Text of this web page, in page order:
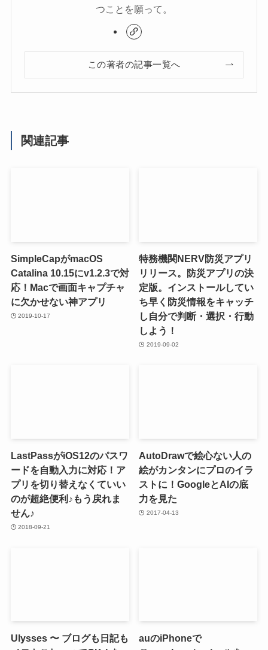
つことを願って。
この著者の記事一覧へ
関連記事
SimpleCapがmacOS
Catalina 10.15にv1.2.3で対
応！Macで画面キャプチャ
に欠かせない神アプリ
2019-10-17
特務機関NERV防災アプリ
リリース。防災アプリの決
定版。インストールしてい
ち早く防災情報をキャッチ
し自分で判断・選択・行動
しよう！
2019-09-02
LastPassがiOS12のパスワ
ードを自動入力に対応！ア
プリを切り替えなくていい
のが超絶便利♪もう戻れま
せん♪
2018-09-21
AutoDrawで絵心ない人の
絵がカンタンにプロのイラ
ストに！GoogleとAIの底
力を見た
2017-04-13
Ulysses 〜 ブログも日記も
auのiPhoneで